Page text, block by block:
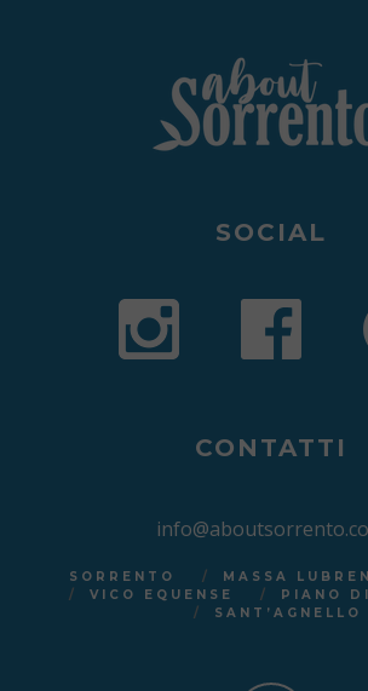
SOCIAL
CONTATTI
SORRENTO MASSA
VICO EQUENSE
PIANO
SANT’AGNELLO